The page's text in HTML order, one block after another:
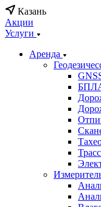
Казань
Акции
Услуги
Аренда